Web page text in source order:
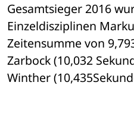
Gesamtsieger 2016
Einzeldisziplinen
Zeitensumme von
Zarbock (10,032
Winther